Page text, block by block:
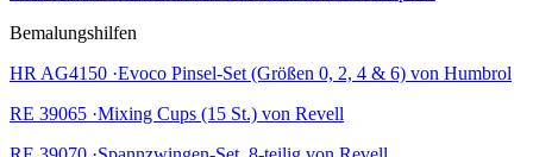
Bemalungshilfen
HR AG4150 ·Evoco Pinsel-Set (Größen 0, 2, 4 & 6) von Humbrol
RE 39065 ·Mixing Cups (15 St.) von Revell